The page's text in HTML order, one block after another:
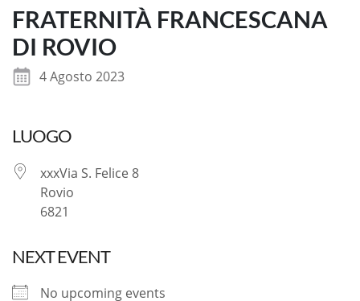
FRATERNITÀ FRANCESCANA
DI ROVIO
4 Agosto 2023
LUOGO
xxxVia S. Felice 8
Rovio
6821
NEXT EVENT
No upcoming events